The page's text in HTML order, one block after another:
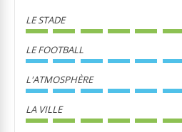
LE STADE
LE FOOTBALL
L'ATMOSPHÈRE
LA VILLE